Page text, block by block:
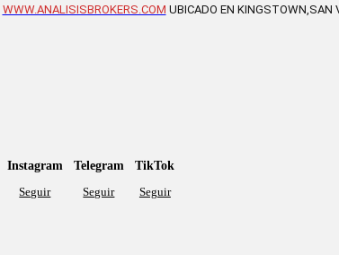
WWW.ANALISISBROKERS.COM UBICADO EN KINGSTOWN,SAN
Instagram
Seguir
Telegram
Seguir
TikTok
Seguir